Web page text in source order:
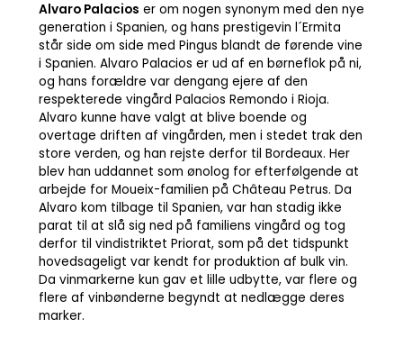
Alvaro Palacios er om nogen synonym med den nye
generation i Spanien, og hans prestigevin l´Ermita
står side om side med Pingus blandt de førende vine
i Spanien. Alvaro Palacios er ud af en børneflok på ni,
og hans forældre var dengang ejere af den
respekterede vingård Palacios Remondo i Rioja.
Alvaro kunne have valgt at blive boende og
overtage driften af vingården, men i stedet trak den
store verden, og han rejste derfor til Bordeaux. Her
blev han uddannet som ønolog for efterfølgende at
arbejde for Moueix-familien på Château Petrus. Da
Alvaro kom tilbage til Spanien, var han stadig ikke
parat til at slå sig ned på familiens vingård og tog
derfor til vindistriktet Priorat, som på det tidspunkt
hovedsageligt var kendt for produktion af bulk vin.
Da vinmarkerne kun gav et lille udbytte, var flere og
flere af vinbønderne begyndt at nedlægge deres
marker.